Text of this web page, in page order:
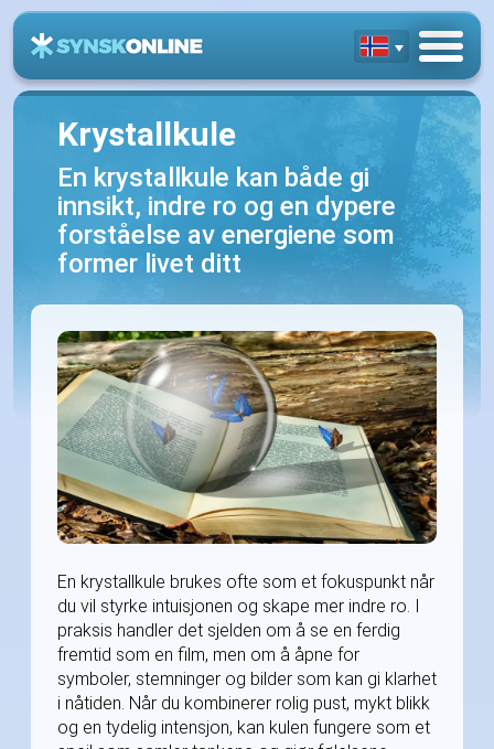
Krystallkule
En krystallkule kan både gi
innsikt, indre ro og en dypere
forståelse av energiene som
former livet ditt
En krystallkule brukes ofte som et fokuspunkt når
du vil styrke intuisjonen og skape mer indre ro. I
praksis handler det sjelden om å se en ferdig
fremtid som en film, men om å åpne for
symboler, stemninger og bilder som kan gi klarhet
i nåtiden. Når du kombinerer rolig pust, mykt blikk
og en tydelig intensjon, kan kulen fungere som et